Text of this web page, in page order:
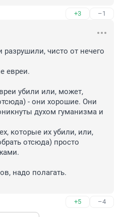
+3 –1
разрушили, чисто от нечего
евреи.
убили или, может,
- они хорошие. Они
духом гуманизма и
которые их убили, или,
отсюда) просто
надо полагать.
+5 –4